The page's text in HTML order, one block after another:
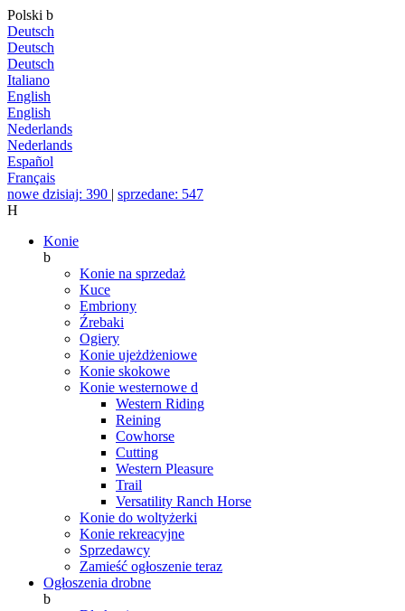
Polski b
Deutsch
Deutsch
Deutsch
Italiano
English
English
Nederlands
Nederlands
Español
Français
nowe dzisiaj: 390 | sprzedane: 547
H
Konie
b
Konie na sprzedaż
Kuce
Embriony
Źrebaki
Ogiery
Konie ujeżdżeniowe
Konie skokowe
Konie westernowe d
Western Riding
Reining
Cowhorse
Cutting
Western Pleasure
Trail
Versatility Ranch Horse
Konie do woltyżerki
Konie rekreacyjne
Sprzedawcy
Zamieść ogłoszenie teraz
Ogłoszenia drobne
b